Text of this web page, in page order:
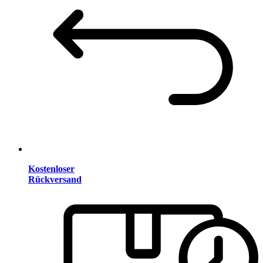
Kostenloser
Rückversand